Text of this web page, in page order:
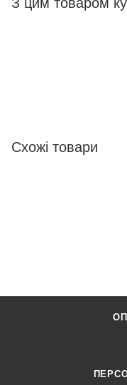
Схожі товари